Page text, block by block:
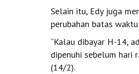
Selain itu, Edy juga
perubahan batas
“Kalau dibayar H-14,
dipenuhi sebelum hari
(14/2).